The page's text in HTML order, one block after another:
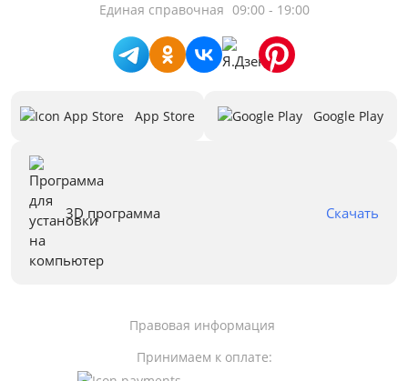
Единая справочная 09:00 - 19:00
App Store Google Play
3D программа Скачать
Принимаем к оплате:
Правовая информация